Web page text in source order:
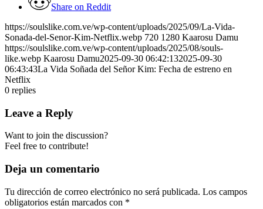
Share on Reddit
https://soulslike.com.ve/wp-content/uploads/2025/09/La-Vida-
Sonada-del-Senor-Kim-Netflix.webp 720 1280 Kaarosu Damu
https://soulslike.com.ve/wp-content/uploads/2025/08/souls-
like.webp Kaarosu Damu2025-09-30 06:42:132025-09-30
06:43:43La Vida Soñada del Señor Kim: Fecha de estreno en
Netflix
0 replies
Leave a Reply
Want to join the discussion?
Feel free to contribute!
Deja un comentario
Tu dirección de correo electrónico no será publicada. Los campos
obligatorios están marcados con *